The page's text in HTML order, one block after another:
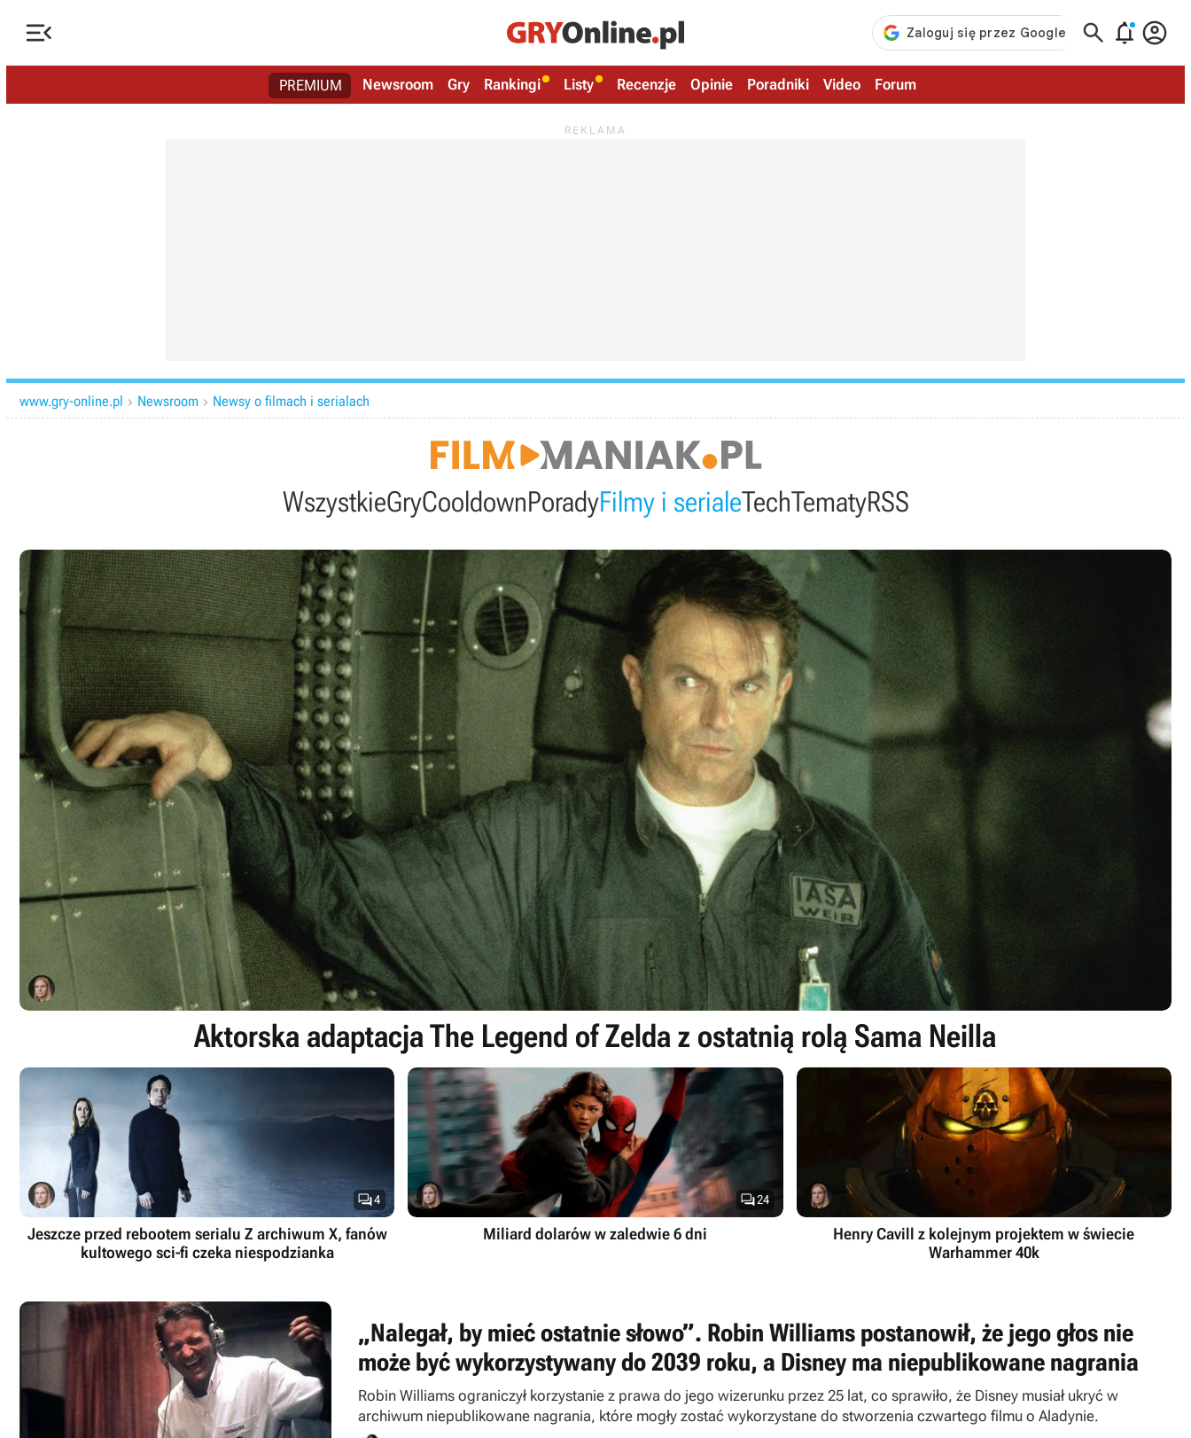
   
PREMIUM Newsroom Gry Rankingi Listy Recenzje Opinie Poradniki Video Forum
www.gry-online.pl  Newsroom  Newsy o filmach i serialach
WszystkieGryCooldownPoradyFilmy i serialeTechTematyRSS
Aktorska adaptacja The Legend of Zelda z ostatnią rolą Sama Neilla
4
Jeszcze przed rebootem serialu Z archiwum X, fanów
kultowego sci-fi czeka niespodzianka
24
Miliard dolarów w zaledwie 6 dni
Henry Cavill z kolejnym projektem w świecie
Warhammer 40k
„Nalegał, by mieć ostatnie słowo”. Robin Williams postanowił, że jego głos nie
może być wykorzystywany do 2039 roku, a Disney ma niepublikowane nagrania
Robin Williams ograniczył korzystanie z prawa do jego wizerunku przez 25 lat, co sprawiło, że Disney musiał ukryć w
archiwum niepublikowane nagrania, które mogły zostać wykorzystane do stworzenia czwartego filmu o Aladynie.